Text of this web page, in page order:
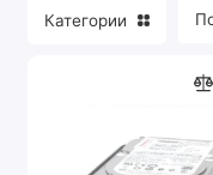
Портативная
Серверное
Системы охраны
Категории